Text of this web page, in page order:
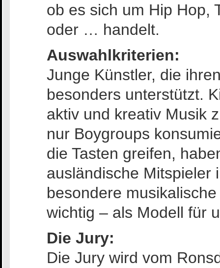
ob es sich um Hip Hop,
oder … handelt.
Auswahlkriterien:
Junge Künstler, die
besonders unterstützt.
aktiv und kreativ Musik
nur Boygroups
die Tasten greifen,
ausländische Mitspieler
besondere
wichtig – als Modell für
Die Jury:
Die Jury wird vom